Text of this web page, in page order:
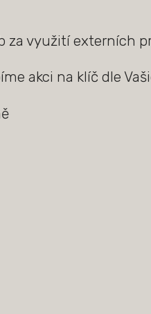
za využití externích
akci na klíč dle